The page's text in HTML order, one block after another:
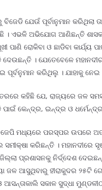
ବିଜେଡି ଯେଉଁ ପୂର୍ବାନୁମାନ
। ଏଭଳି ଅଭିଯୋଗ ଆଣିଛନ୍ତି
ରୋକିବା ଓ ଛାଡିବା
ଦେଉଛନ୍ତି । ଯେତେବେଳେ
ପୂର୍ବନୁମାନ କରିଥିଲୁ । ଯାହାକୁ
କହିଛି ଯେ, ରାଜ୍ୟରେ ଜଳ
କେନ୍ଦ୍ର, ଇନ୍ଦ୍ର ଓ ଧର୍ମେନ୍ଦ୍ର
ମଧ୍ୟରେ ପରସ୍ପର ଉପରେ
କରିଛନ୍ତି ।
ପ୍ରଶାସନକୁ ନିର୍ଦ୍ଦେଶ
ଜଳ ଆସୁଥିବାରୁ ହୀରାକୁଦର ୨୫ଟି
ସକାଳ ସୁଦ୍ଧା